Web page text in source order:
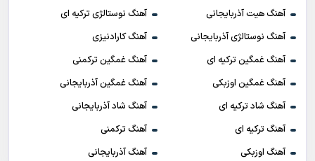
آهنگ هیت آذربایجانی
آهنگ نوستالژی ترکیه ای
آهنگ نوستالژی آذربایجانی
آهنگ کارادنیزی
آهنگ غمگین ترکیه ای
آهنگ غمگین ترکمنی
آهنگ غمگین اوزبکی
آهنگ غمگین آذربایجانی
آهنگ شاد ترکیه ای
آهنگ شاد آذربایجانی
آهنگ ترکیه ای
آهنگ ترکمنی
آهنگ اوزبکی
آهنگ آذربایجانی